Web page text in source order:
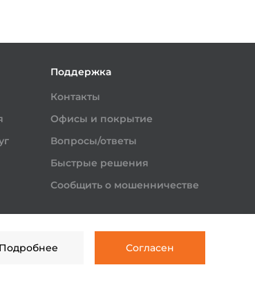
Подробнее Согласен
Поддержка
Контакты
Офисы и покрытие
Вопросы/ответы
Быстрые решения
Сообщить о мошенничестве